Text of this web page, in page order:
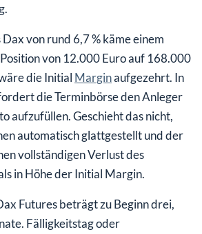
von rund 6,7 % käme einem
von 12.000 Euro auf 168.000
die Initial Marginaufgezehrt. In
die Terminbörse den Anleger
aufzufüllen. Geschieht das nicht,
automatisch glattgestellt und der
vollständigen Verlust des
in Höhe der Initial Margin.
Futures beträgt zu Beginn drei,
Fälligkeitstag oder